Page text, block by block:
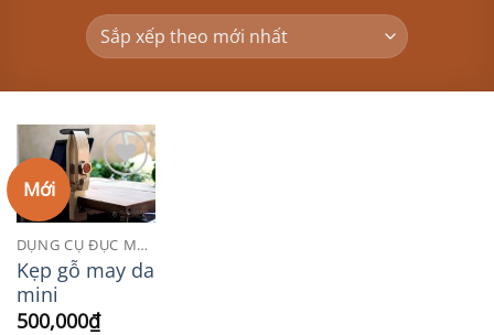
Mới
Add to
Wishlist
DỤNG CỤ ĐỤC MAY DA
Kẹp gỗ may da
mini
500,000₫